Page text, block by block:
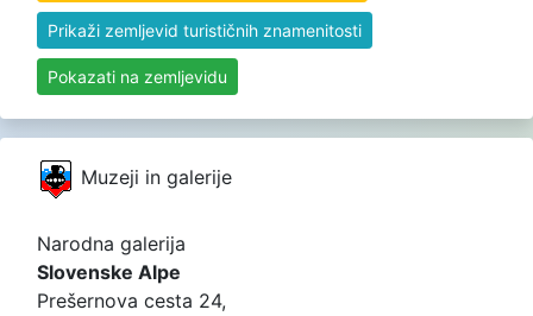
Prikaži zemljevid turističnih znamenitosti
Pokazati na zemljevidu
Muzeji in galerije
Narodna galerija
Slovenske Alpe
Prešernova cesta 24,